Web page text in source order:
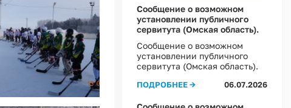
охраны труда в Администрации Ростовкинского сельского поселения
условий охраны труда в МКУ "Хозяйственное управление Администрации"
имущество
контроль
профилактики рисков
эффективности муниципальных программ
Постановлений Администрации
Информация о текущей деятельности Совета
Сообщение о возможном
установлении публичного
сервитута (Омская область).
Сообщение о возможном
установлении публичного
сервитута (Омская область).
ПОДРОБНЕЕ → 06.07.2026